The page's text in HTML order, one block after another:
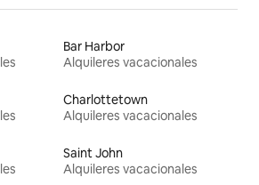
Bar Harbor
Alquileres vacacionales
Charlottetown
Alquileres vacacionales
Saint John
Alquileres vacacionales